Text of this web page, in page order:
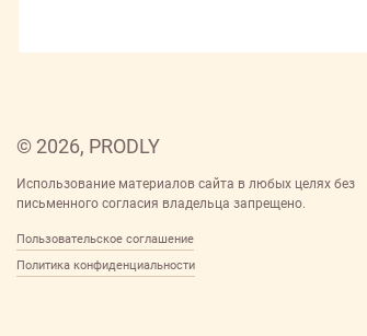
© 2026, PRODLY
Использование материалов сайта в любых целях без
письменного согласия владельца запрещено.
Пользовательское соглашение
Политика конфиденциальности